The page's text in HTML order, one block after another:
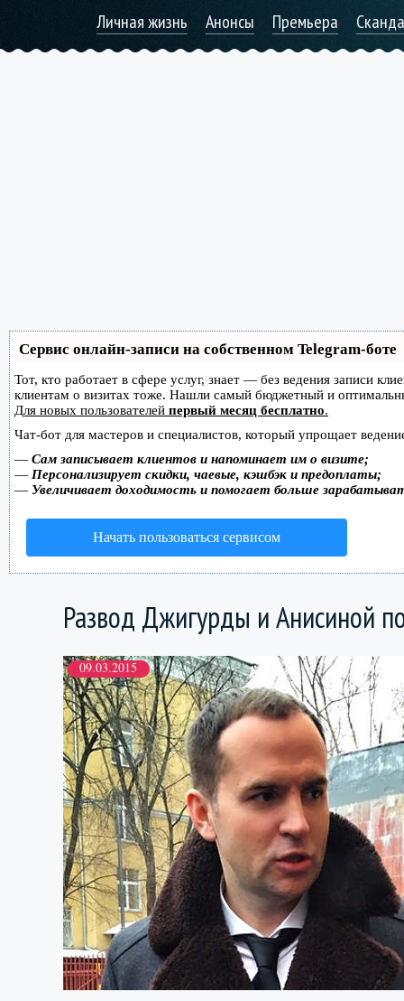
Личная жизнь Анонсы Премьера
Сервис онлайн-записи на собственном Telegram-боте
Тот, кто работает в сфере услуг, знает — без ведения записи
клиентам о визитах тоже. Нашли самый бюджетный и
Для новых пользователей первый месяц бесплатно.
Чат-бот для мастеров и специалистов, который упрощает
— Сам записывает клиентов и напоминает им о визите;
— Персонализирует скидки, чаевые, кэшбэк и предоплаты;
— Увеличивает доходимость и помогает больше
Начать пользоваться сервисом
Развод Джигурды и Анисиной
09.03.2015